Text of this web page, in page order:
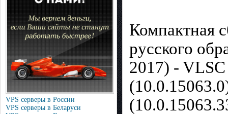
VPS серверы в России
VPS серверы в Беларуси
Компактная
русского
2017) -